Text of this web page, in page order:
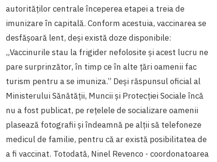
autorităților centrale începerea etapei a treia de
imunizare în capitală. Conform acestuia, vaccinarea se
desfășoară lent, deși există doze disponibile:
„Vaccinurile stau la frigider nefolosite și acest lucru ne
pare surprinzător, în timp ce în alte țări oamenii fac
turism pentru a se imuniza.” Deși răspunsul oficial al
Ministerului Sănătății, Muncii și Protecției Sociale încă
nu a fost publicat, pe rețelele de socializare oamenii
plasează fotografii și îndeamnă pe alții să telefoneze
medicul de familie, pentru că ar există posibilitatea de
a fi vaccinat. Totodată, Ninel Revenco - coordonatoarea